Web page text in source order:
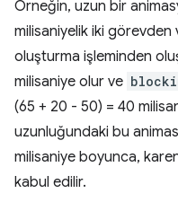
Örneğin, uzun bir
milisaniyelik iki görevden
oluşturma işleminden
milisaniye olur ve
(65 + 20 - 50) = 40
uzunluğundaki bu
milisaniye boyunca,
kabul edilir.